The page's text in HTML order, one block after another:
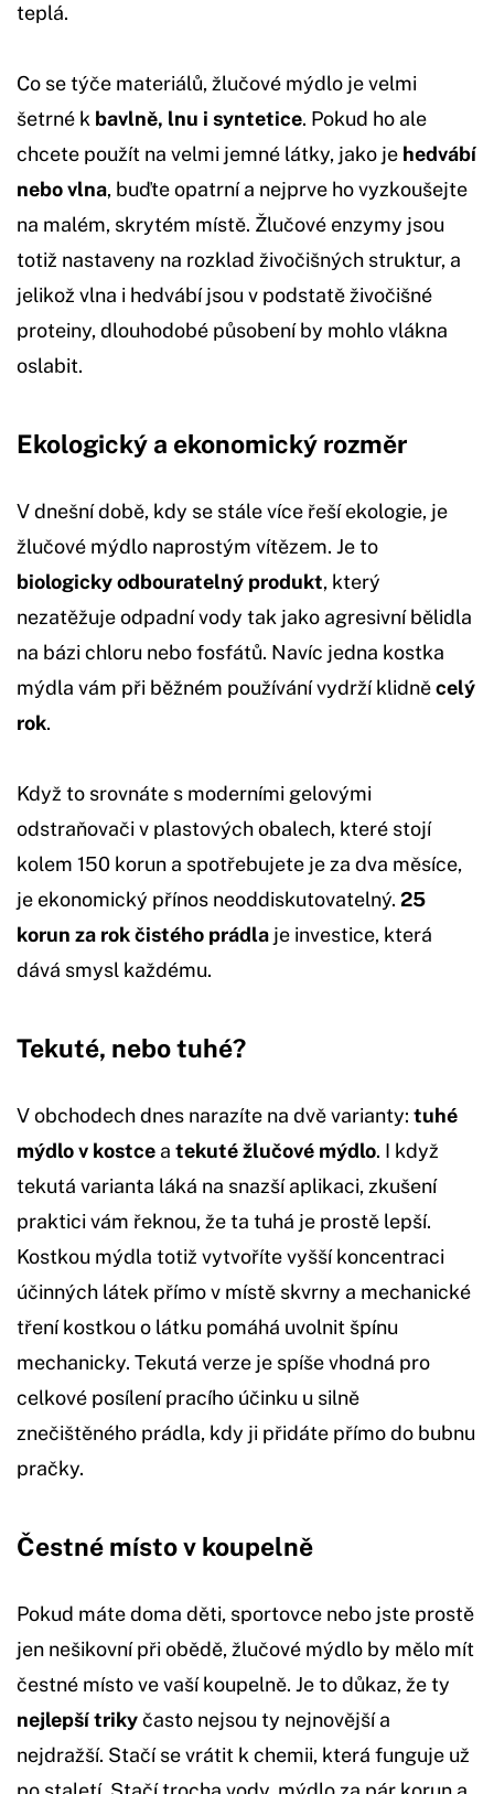
teplá.
Co se týče materiálů, žlučové mýdlo je velmi
šetrné k bavlně, lnu i syntetice. Pokud ho ale
chcete použít na velmi jemné látky, jako je hedvábí
nebo vlna, buďte opatrní a nejprve ho vyzkoušejte
na malém, skrytém místě. Žlučové enzymy jsou
totiž nastaveny na rozklad živočišných struktur, a
jelikož vlna i hedvábí jsou v podstatě živočišné
proteiny, dlouhodobé působení by mohlo vlákna
oslabit.
Ekologický a ekonomický rozměr
V dnešní době, kdy se stále více řeší ekologie, je
žlučové mýdlo naprostým vítězem. Je to
biologicky odbouratelný produkt, který
nezatěžuje odpadní vody tak jako agresivní bělidla
na bázi chloru nebo fosfátů. Navíc jedna kostka
mýdla vám při běžném používání vydrží klidněcelý
rok.
Když to srovnáte s moderními gelovými
odstraňovači v plastových obalech, které stojí
kolem 150 korun a spotřebujete je za dva měsíce,
je ekonomický přínos neoddiskutovatelný. 25
korun za rok čistého prádla je investice, která
dává smysl každému.
Tekuté, nebo tuhé?
V obchodech dnes narazíte na dvě varianty: tuhé
mýdlo v kostce a tekuté žlučové mýdlo. I když
tekutá varianta láká na snazší aplikaci, zkušení
praktici vám řeknou, že ta tuhá je prostě lepší.
Kostkou mýdla totiž vytvoříte vyšší koncentraci
účinných látek přímo v místě skvrny a mechanické
tření kostkou o látku pomáhá uvolnit špínu
mechanicky. Tekutá verze je spíše vhodná pro
celkové posílení pracího účinku u silně
znečištěného prádla, kdy ji přidáte přímo do bubnu
pračky.
Čestné místo v koupelně
Pokud máte doma děti, sportovce nebo jste prostě
jen nešikovní při obědě, žlučové mýdlo by mělo mít
čestné místo ve vaší koupelně. Je to důkaz, že ty
nejlepší trikyčasto nejsou ty nejnovější a
nejdražší. Stačí se vrátit k chemii, která funguje už